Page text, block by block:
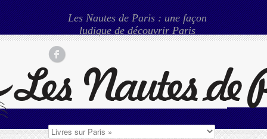
Les Nautes de Paris : une façon
ludique de découvrir Paris